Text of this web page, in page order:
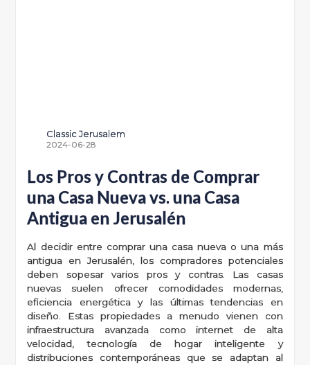
Classic Jerusalem
2024-06-28
Los Pros y Contras de Comprar
una Casa Nueva vs. una Casa
Antigua en Jerusalén
Al decidir entre comprar una casa nueva o una más
antigua en Jerusalén, los compradores potenciales
deben sopesar varios pros y contras. Las casas
nuevas suelen ofrecer comodidades modernas,
eficiencia energética y las últimas tendencias en
diseño. Estas propiedades a menudo vienen con
infraestructura avanzada como internet de alta
velocidad, tecnología de hogar inteligente y
distribuciones contemporáneas que se adaptan al